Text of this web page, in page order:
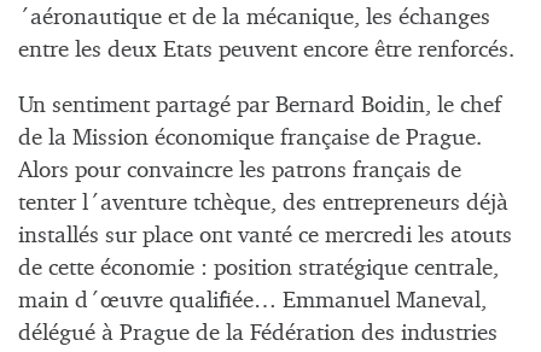
´aéronautique et de la mécanique, les échanges
entre les deux Etats peuvent encore être renforcés.
Un sentiment partagé par Bernard Boidin, le chef
de la Mission économique française de Prague.
Alors pour convaincre les patrons français de
tenter l´aventure tchèque, des entrepreneurs déjà
installés sur place ont vanté ce mercredi les atouts
de cette économie : position stratégique centrale,
main d´œuvre qualifiée… Emmanuel Maneval,
délégué à Prague de la Fédération des industries